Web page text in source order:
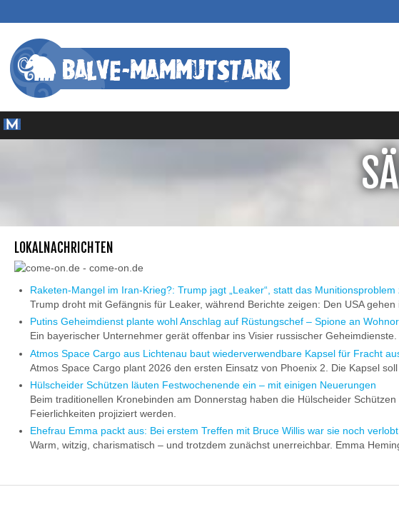
LOKALNACHRICHTEN
Raketen-Mangel im Iran-Krieg?: Trump jagt „Leaker“, statt das Munitionsproblem
Trump droht mit Gefängnis für Leaker, während Berichte zeigen: Den USA
Putins Geheimdienst plante wohl Anschlag auf Rüstungschef – Spione an
Ein bayerischer Unternehmer gerät offenbar ins Visier russischer
Atmos Space Cargo aus Lichtenau baut wiederverwendbare Kapsel für Fracht
Atmos Space Cargo plant 2026 den ersten Einsatz von Phoenix 2. Die Kapsel
Hülscheider Schützen läuten Festwochenende ein – mit einigen Neuerungen
Beim traditionellen Kronebinden am Donnerstag haben die Hülscheider
Feierlichkeiten projiziert werden.
Ehefrau Emma packt aus: Bei erstem Treffen mit Bruce Willis war sie noch verlobt
Warm, witzig, charismatisch – und trotzdem zunächst unerreichbar. Emma